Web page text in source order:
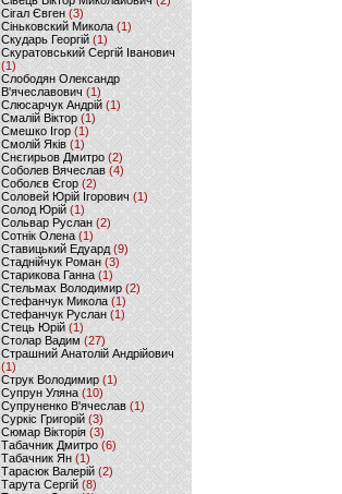
Сігал Євген (3)
Сіньковский Микола(1)
Скударь Георгій (1)
Скуратовський Сергій Іванович
(1)
Слободян Олександр
В'ячеславович(1)
Слюсарчук Андрій(1)
Смалій Віктор (1)
Смешко Ігор (1)
Смолій Яків (1)
Снєгирьов Дмитро (2)
Соболев Вячеслав (4)
Соболєв Єгор(2)
Соловей Юрій Ігорович (1)
Солод Юрій (1)
Сольвар Руслан (2)
Сотнік Олена(1)
Ставицький Едуард (9)
Стаднійчук Роман(3)
Старикова Ганна (1)
Стельмах Володимир(2)
Стефанчук Микола (1)
Стефанчук Руслан (1)
Стець Юрій (1)
Столар Вадим(27)
Страшний Анатолій Андрійович
(1)
Струк Володимир (1)
Супрун Уляна (10)
Супруненко В'ячеслав (1)
Суркіс Григорій (3)
Сюмар Вікторія (3)
Табачник Дмитро (6)
Табачник Ян(1)
Тарасюк Валерій (2)
Тарута Сергій (8)